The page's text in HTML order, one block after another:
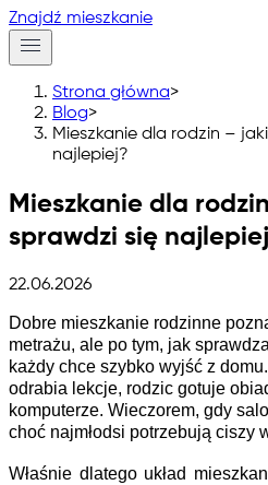
Znajdź mieszkanie
Strona główna>
Blog>
Mieszkanie dla rodzin –
najlepiej?
Mieszkanie dla
sprawdzi się
22.06.2026
Dobre mieszkanie rodzinne
metrażu, ale po tym, jak
każdy chce szybko wyjść z
odrabia lekcje, rodzic gotuje
komputerze. Wieczorem, gdy
choć najmłodsi potrzebują ciszy
Właśnie dlatego układ